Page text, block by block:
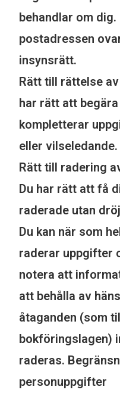
behandlar om dig.
postadressen
insynsrätt.
Rätt till rättelse
har rätt att
kompletterar
eller vilseledande.
Rätt till radering
Du har rätt att få
raderade utan
Du kan när som
raderar uppgifter
notera att
att behålla av
åtaganden (som
bokföringslagen)
raderas.
personuppgifter